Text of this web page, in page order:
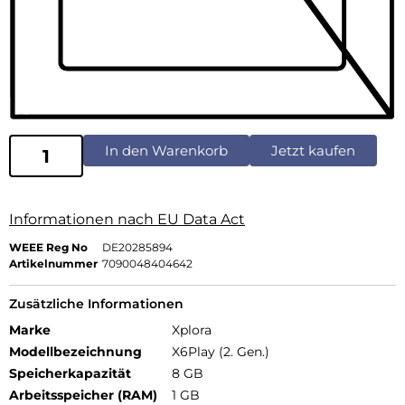
In den Warenkorb Jetzt kaufen
Informationen nach EU Data Act
WEEE Reg No
DE20285894
Artikelnummer 7090048404642
Zusätzliche Informationen
Marke
Xplora
Modellbezeichnung
X6Play (2. Gen.)
Speicherkapazität
8 GB
Arbeitsspeicher (RAM)
1 GB